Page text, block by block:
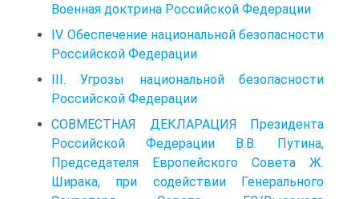
Военная доктрина Российской Федерации
IV. Обеспечение национальной безопасности
Российской Федерации
III. Угрозы национальной безопасности
Российской Федерации
СОВМЕСТНАЯ ДЕКЛАРАЦИЯ Президента
Российской Федерации В.В. Путина,
Председателя Европейского Совета Ж.
Ширака, при содействии Генерального